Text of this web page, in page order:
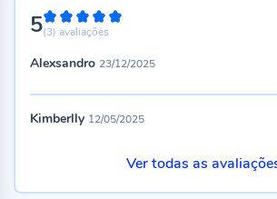
5100%
(3) avaliações
Alexsandro 23/12/2025
Kimberlly 12/05/2025
Ver todas as